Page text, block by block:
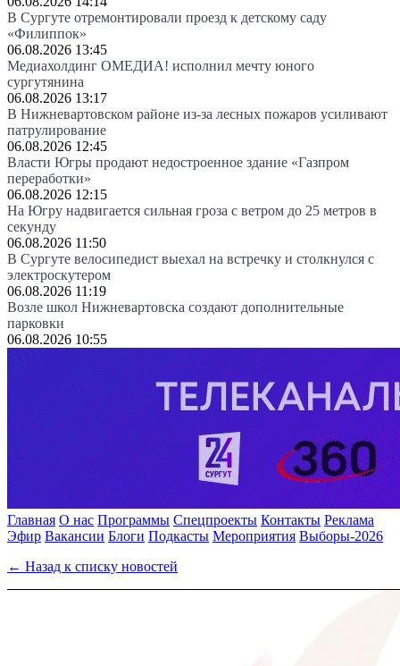
В Сургуте отремонтировали проезд к детскому саду
«Филиппок»
06.08.2026 13:45
Медиахолдинг ОМЕДИА! исполнил мечту юного
сургутянина
06.08.2026 13:17
В Нижневартовском районе из-за лесных пожаров усиливают
патрулирование
06.08.2026 12:45
Власти Югры продают недостроенное здание «Газпром
переработки»
06.08.2026 12:15
На Югру надвигается сильная гроза с ветром до 25 метров в
секунду
06.08.2026 11:50
В Сургуте велосипедист выехал на встречку и столкнулся с
электроскутером
06.08.2026 11:19
Возле школ Нижневартовска создают дополнительные
парковки
06.08.2026 10:55
Главная О нас Программы Спецпроекты Контакты Реклама
Эфир Вакансии Блоги Подкасты Мероприятия Выборы-2026
← Назад к списку новостей